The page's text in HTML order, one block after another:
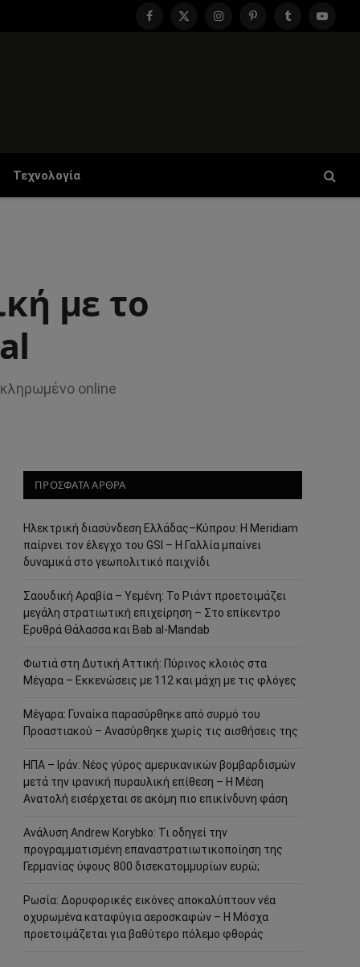
Facebook
X
InstagramPinterestTumblr
Τεχνολογία
με το
online
ΠΡΟΣΦΑΤΑ ΑΡΘΡΑ
Ηλεκτρική διασύνδεση Ελλάδας–Κύπρου: Η Meridiam
παίρνει τον έλεγχο του GSI – Η Γαλλία μπαίνει
δυναμικά στο γεωπολιτικό παιχνίδι
Σαουδική Αραβία – Υεμένη: Το Ριάντ προετοιμάζει
μεγάλη στρατιωτική επιχείρηση – Στο επίκεντρο
Ερυθρά Θάλασσα και Bab al-Mandab
Φωτιά στη Δυτική Αττική: Πύρινος κλοιός στα
Μέγαρα – Εκκενώσεις με 112 και μάχη με τις φλόγες
Μέγαρα: Γυναίκα παρασύρθηκε από συρμό του
Προαστιακού – Ανασύρθηκε χωρίς τις αισθήσεις της
ΗΠΑ – Ιράν: Νέος γύρος αμερικανικών βομβαρδισμών
μετά την ιρανική πυραυλική επίθεση – Η Μέση
Ανατολή εισέρχεται σε ακόμη πιο επικίνδυνη φάση
Ανάλυση Andrew Korybko: Τι οδηγεί την
προγραμματισμένη επαναστρατιωτικοποίηση της
Γερμανίας ύψους 800 δισεκατομμυρίων ευρώ;
Ρωσία: Δορυφορικές εικόνες αποκαλύπτουν νέα
οχυρωμένα καταφύγια αεροσκαφών – Η Μόσχα
προετοιμάζεται για βαθύτερο πόλεμο φθοράς